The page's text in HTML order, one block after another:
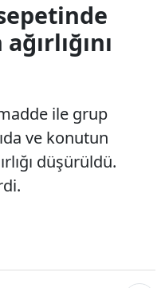
ile grup
ve konutun
düşürüldü.